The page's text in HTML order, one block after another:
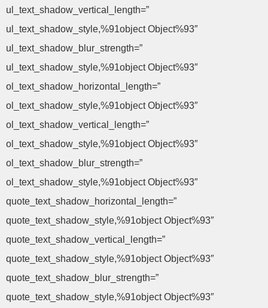
ul_text_shadow_vertical_length=”
ul_text_shadow_style,%91object Object%93″
ul_text_shadow_blur_strength=”
ul_text_shadow_style,%91object Object%93″
ol_text_shadow_horizontal_length=”
ol_text_shadow_style,%91object Object%93″
ol_text_shadow_vertical_length=”
ol_text_shadow_style,%91object Object%93″
ol_text_shadow_blur_strength=”
ol_text_shadow_style,%91object Object%93″
quote_text_shadow_horizontal_length=”
quote_text_shadow_style,%91object Object%93″
quote_text_shadow_vertical_length=”
quote_text_shadow_style,%91object Object%93″
quote_text_shadow_blur_strength=”
quote_text_shadow_style,%91object Object%93″